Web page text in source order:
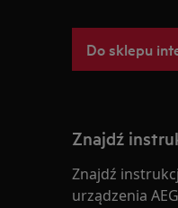
Do sklepu
Znajdź
Znajdź
urządzenia